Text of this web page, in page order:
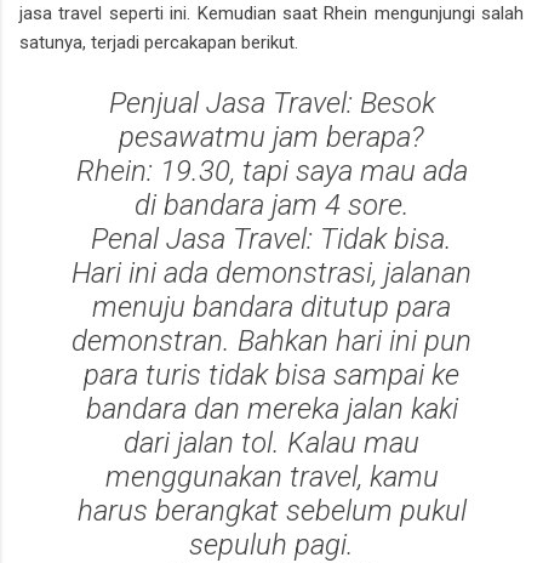
jasa travel seperti ini. Kemudian saat Rhein mengunjungi salah
satunya, terjadi percakapan berikut.
Penjual Jasa Travel: Besok
pesawatmu jam berapa?
Rhein: 19.30, tapi saya mau ada
di bandara jam 4 sore.
Penal Jasa Travel: Tidak bisa.
Hari ini ada demonstrasi, jalanan
menuju bandara ditutup para
demonstran. Bahkan hari ini pun
para turis tidak bisa sampai ke
bandara dan mereka jalan kaki
dari jalan tol. Kalau mau
menggunakan travel, kamu
harus berangkat sebelum pukul
sepuluh pagi.